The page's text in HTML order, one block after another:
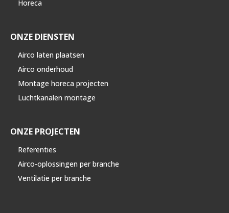
Horeca
ONZE DIENSTEN
Airco laten plaatsen
Airco onderhoud
Montage horeca projecten
Luchtkanalen montage
ONZE PROJECTEN
Referenties
Airco-oplossingen per branche
Ventilatie per branche